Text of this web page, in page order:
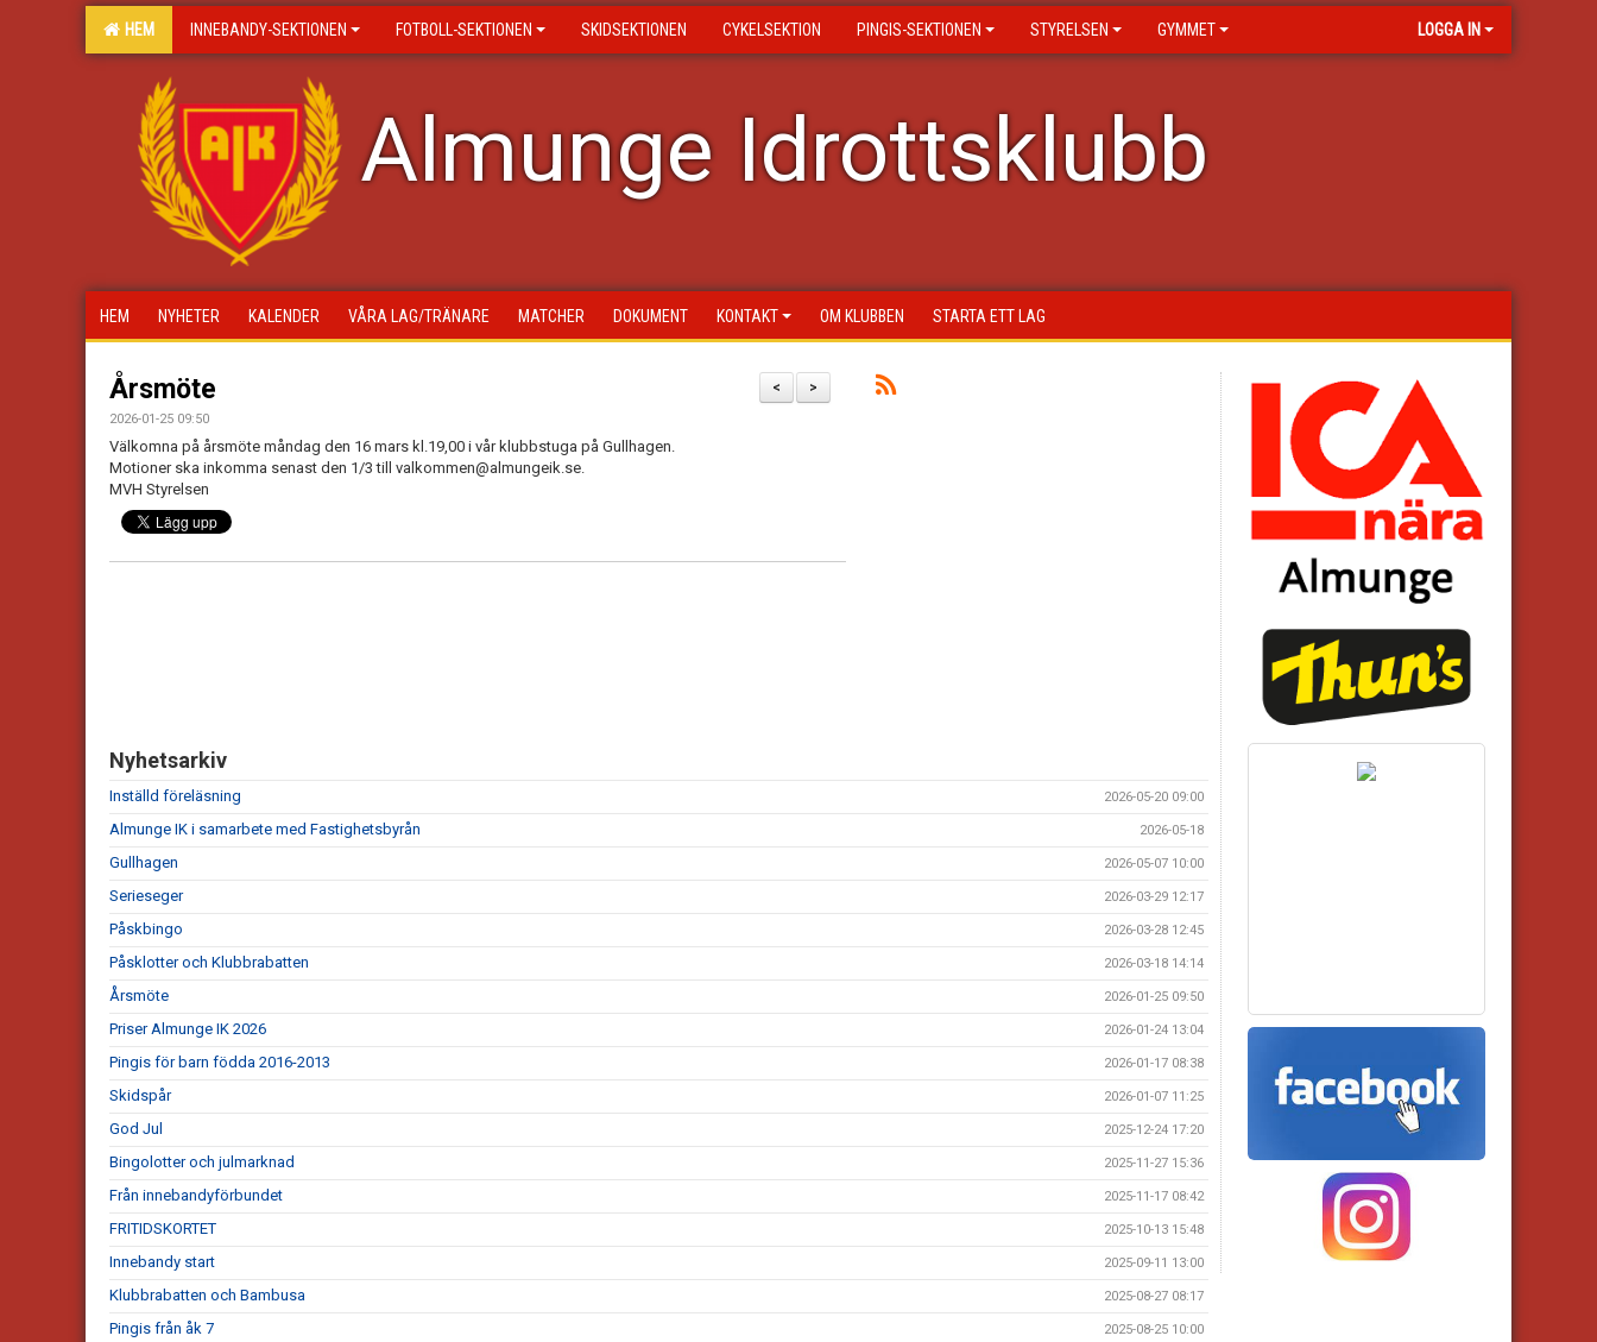
HEM INNEBANDY-SEKTIONEN FOTBOLL-SEKTIONEN SKIDSEKTIONEN CYKELSEKTION PINGIS-SEKTIONEN STYRELSEN GYMMET LOGGA IN
Almunge Idrottsklubb
HEM NYHETER KALENDER VÅRA LAG/TRÄNARE MATCHER DOKUMENT KONTAKT OM KLUBBEN STARTA ETT LAG
>
<
Årsmöte
2026-01-25 09:50
Välkomna på årsmöte måndag den 16 mars kl.19,00 i vår klubbstuga på Gullhagen.
Motioner ska inkomma senast den 1/3 till valkommen@almungeik.se.
MVH Styrelsen
Nyhetsarkiv
Inställd föreläsning 2026-05-20 09:00
Almunge IK i samarbete med Fastighetsbyrån 2026-05-18
Gullhagen 2026-05-07 10:00
Serieseger 2026-03-29 12:17
Påskbingo 2026-03-28 12:45
Påsklotter och Klubbrabatten 2026-03-18 14:14
Årsmöte 2026-01-25 09:50
Priser Almunge IK 2026 2026-01-24 13:04
Pingis för barn födda 2016-2013 2026-01-17 08:38
Skidspår 2026-01-07 11:25
God Jul 2025-12-24 17:20
Bingolotter och julmarknad 2025-11-27 15:36
Från innebandyförbundet 2025-11-17 08:42
FRITIDSKORTET 2025-10-13 15:48
Innebandy start 2025-09-11 13:00
Klubbrabatten och Bambusa 2025-08-27 08:17
Pingis från åk 7 2025-08-25 10:00